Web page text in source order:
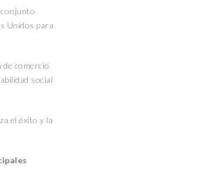
Unidos para
comercio
social
el éxito y la